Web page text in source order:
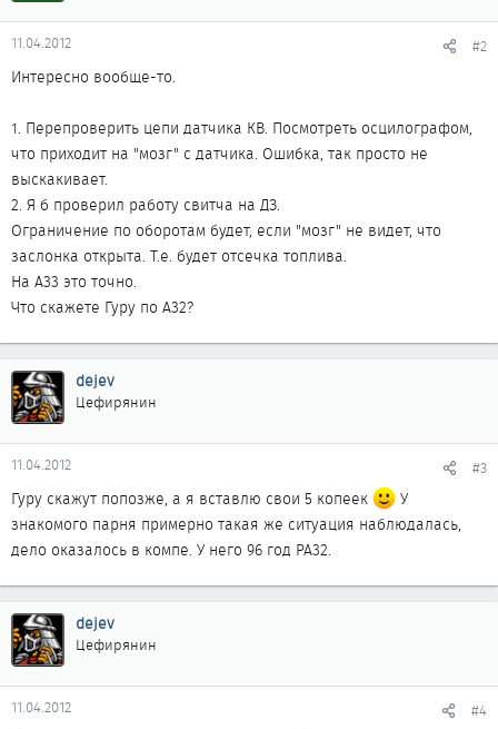
11.04.2012 #2
Интересно вообще-то.
1. Перепроверить цепи датчика КВ. Посмотреть осцилографом,
что приходит на "мозг" с датчика. Ошибка, так просто не
выскакивает.
2. Я б проверил работу свитча на ДЗ.
Ограничение по оборотам будет, если "мозг" не видет, что
заслонка открыта. Т.е. будет отсечка топлива.
На А33 это точно.
Что скажете Гуру по А32?
dejev
Цефирянин
11.04.2012 #3
Гуру скажут попозже, а я вставлю свои 5 копеек
У
знакомого парня примерно такая же ситуация наблюдалась,
дело оказалось в компе. У него 96 год PA32.
dejev
Цефирянин
11.04.2012 #4